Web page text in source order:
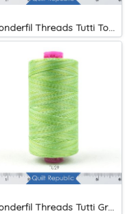
Wonderfil Threads Tutti Tomato
Wonderfil Threads Tutti Grass